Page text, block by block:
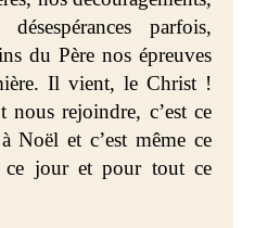
parfois,
du Père nos épreuves
Il vient, le Christ !
rejoindre, c’est ce
Noël et c’est même ce
ce jour et pour tout ce